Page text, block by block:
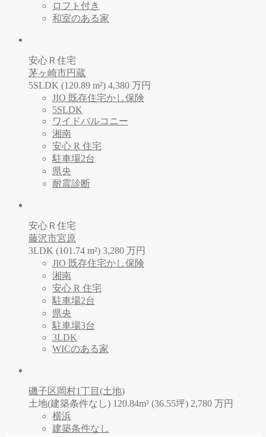
ロフト付き
和室のある家
安心Ｒ住宅
茅ヶ崎市円蔵
5SLDK (120.89 m²) 4,380 万円
JIO 既存住宅かし保険
5SLDK
ワイドバルコニー
湘南
安心 R 住宅
駐車場2台
県央
耐震診断
安心Ｒ住宅
藤沢市宮原
3LDK (101.74 m²) 3,280 万円
JIO 既存住宅かし保険
湘南
安心 R 住宅
駐車場2台
県央
駐車場3台
3LDK
WICのある家
磯子区岡村1丁目(土地)
土地(建築条件なし) 120.84m² (36.55坪) 2,780 万円
横浜
建築条件なし